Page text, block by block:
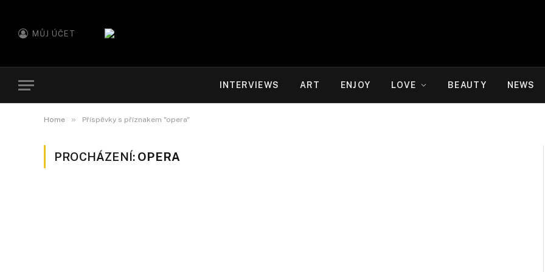
MŮJ ÚČET
INTERVIEWS ART ENJOY LOVE BEAUTY NEWS
Home » Příspěvky s příznakem "opera"
PROCHÁZENÍ: OPERA